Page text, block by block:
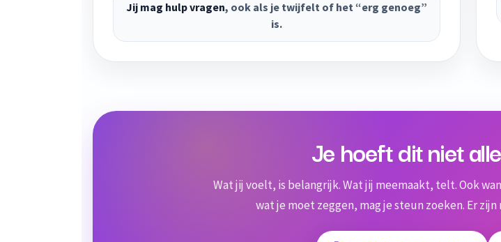
Jij mag hulp vragen, ook als je twijfelt of het “erg genoeg”
is.
Je hoeft dit niet
Wat jij voelt, is belangrijk. Wat jij meemaakt, telt. Ook
wat je moet zeggen, mag je steun zoeken. Er